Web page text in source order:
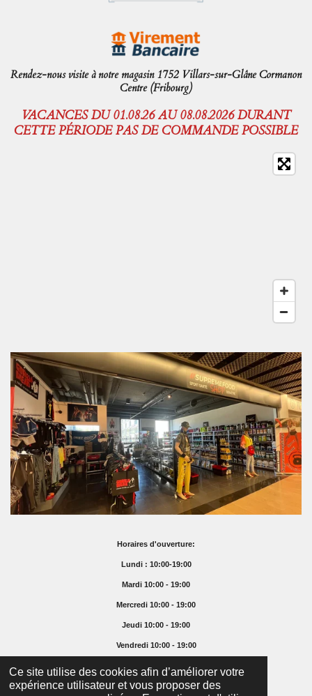
Ce site utilise des cookies afin d’améliorer votre
expérience utilisateur et vous proposer des
Rendez-nous visite à notre magasin 1752 Villars-sur-Glâne Cormanon
Centre (Fribourg)
VACANCES DU 01.08.26 AU 08.08.2026 DURANT
CETTE PÉRIODE PAS DE COMMANDE POSSIBLE
Horaires d'ouverture:
Lundi : 10:00-19:00
Mardi 10:00 - 19:00
Mercredi 10:00 - 19:00
Jeudi 10:00 - 19:00
Vendredi 10:00 - 19:00
Samedi 10:00 - 16:00
Dimanche Fermé